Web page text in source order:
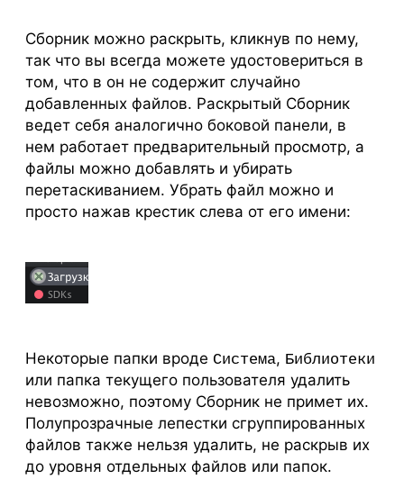
Сборник можно раскрыть, кликнув по нему,
так что вы всегда можете удостовериться в
том, что в он не содержит случайно
добавленных файлов. Раскрытый Сборник
ведет себя аналогично боковой панели, в
нем работает предварительный просмотр, а
файлы можно добавлять и убирать
перетаскиванием. Убрать файл можно и
просто нажав крестик слева от его имени:
Некоторые папки вроде Система, Библиотеки
или папка текущего пользователя удалить
невозможно, поэтому Сборник не примет их.
Полупрозрачные лепестки сгруппированных
файлов также нельзя удалить, не раскрыв их
до уровня отдельных файлов или папок.